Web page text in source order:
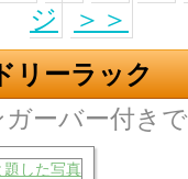
ジ
＞＞
リーラック
ーバー付き